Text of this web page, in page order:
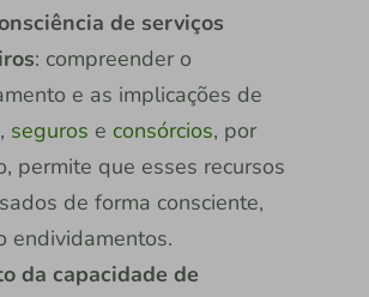
de serviços
: compreender o
e as implicações de
, seguros e consórcios, por
permite que esses recursos
de forma consciente,
endividamentos.
da capacidade de